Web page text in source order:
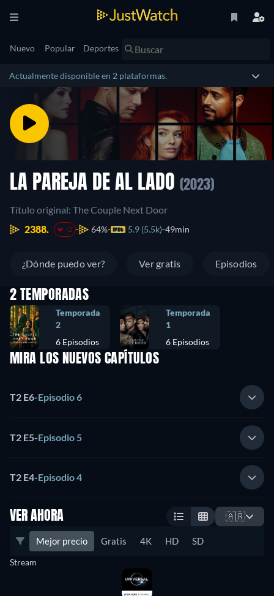
Nuevo Popular Deportes
Actualmente disponible en 2 plataformas.
LA PAREJA DE AL LADO (2023)
Título original: The Couple Next Door
2388.
-2 64% 5.9 (5.5k) 49min
¿Dónde puedo ver? Ver gratis Episodios
2 TEMPORADAS
Temporada
2
6 Episodios
Temporada
1
6 Episodios
MIRA LOS NUEVOS CAPÍTULOS
T2 E6-Episodio 6
T2 E5-Episodio 5
T2 E4-Episodio 4
VER AHORA 🇦🇷
Mejor precio Gratis 4K HD SD
Stream